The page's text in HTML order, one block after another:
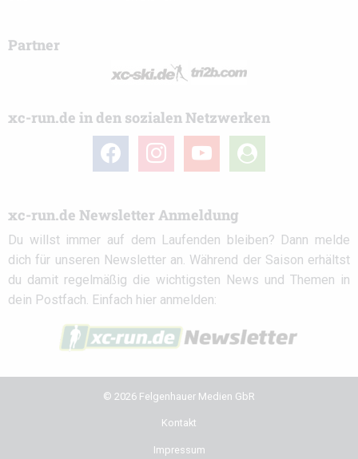
Partner
xc-run.de in den sozialen Netzwerken
facebook instagramyoutube
user-
circle
xc-run.de Newsletter Anmeldung
Du willst immer auf dem Laufenden bleiben? Dann melde
dich für unseren Newsletter an. Während der Saison erhältst
du damit regelmäßig die wichtigsten News und Themen in
dein Postfach. Einfach hier anmelden:
© 2026 Felgenhauer Medien GbR
Kontakt
Impressum